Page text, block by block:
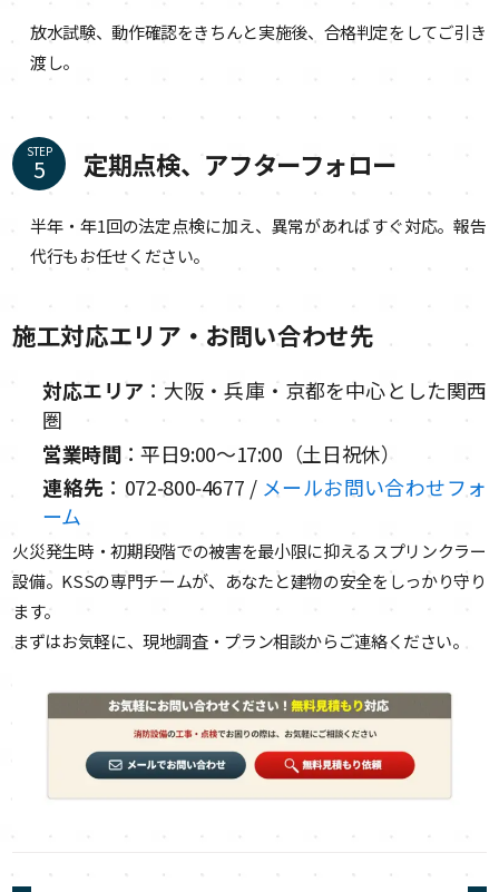
放水試験、動作確認をきちんと実施後、合格判定をしてご引き
渡し。
STEP 定期点検、アフターフォロー
半年・年1回の法定点検に加え、異常があればすぐ対応。報告
代行もお任せください。
施工対応エリア・お問い合わせ先
対応エリア ：大阪・兵庫・京都を中心とした関西
圏
営業時間：平日9:00～17:00（土日祝休）
連絡先 ：072‑800‑4677 / メールお問い合わせフォ
ーム
火災発生時・初期段階での被害を最小限に抑えるスプリンクラー
設備。KSSの専門チームが、あなたと建物の安全をしっかり守り
ます。
まずはお気軽に、現地調査・プラン相談からご連絡ください。